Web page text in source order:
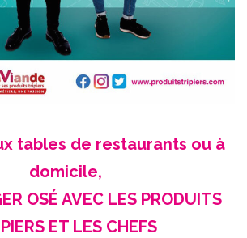
tables de restaurants ou à
domicile,
OSÉ AVEC LES PRODUITS
ET LES CHEFS